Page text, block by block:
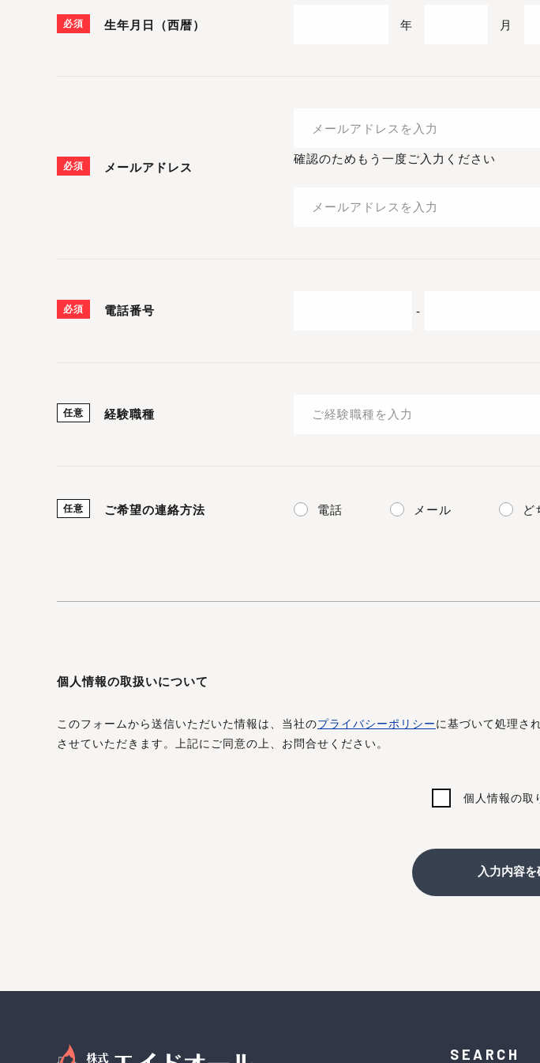
必須 生年月日（西暦） 年 月
必須 メールアドレス
確認のためもう一度ご入力ください
必須 電話番号 -
任意 経験職種
任意 ご希望の連絡方法 電話 メール ど
個人情報の取扱いについて
このフォームから送信いただいた情報は、当社のプライバシーポリシーに基づいて処理さ
させていただきます。上記にご同意の上、お問合せください。
個人情報の取
入力内容
SEARCH